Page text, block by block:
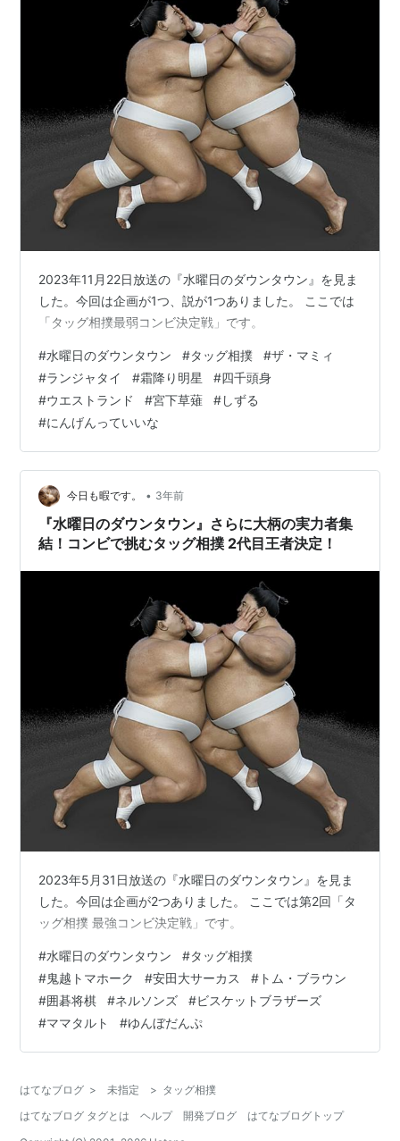
2023年11月22日放送の『水曜日のダウンタウン』を見ま
した。今回は企画が1つ、説が1つありました。 ここでは
「タッグ相撲最弱コンビ決定戦」です。
#水曜日のダウンタウン #タッグ相撲 #ザ・マミィ
#ランジャタイ #霜降り明星 #四千頭身
#ウエストランド #宮下草薙 #しずる
#にんげんっていいな
今日も暇です。 • 3年前
『水曜日のダウンタウン』さらに大柄の実力者集
結！コンビで挑むタッグ相撲 2代目王者決定！
2023年5月31日放送の『水曜日のダウンタウン』を見ま
した。今回は企画が2つありました。 ここでは第2回「タ
ッグ相撲 最強コンビ決定戦」です。
#水曜日のダウンタウン #タッグ相撲
#鬼越トマホーク #安田大サーカス # トム・ブラウン
#囲碁将棋 #ネルソンズ #ビスケットブラザーズ
#ママタルト #ゆんぼだんぷ
はてなブログ > 未指定 > タッグ相撲
はてなブログ タグとは
ヘルプ 開発ブログ
はてなブログトップ